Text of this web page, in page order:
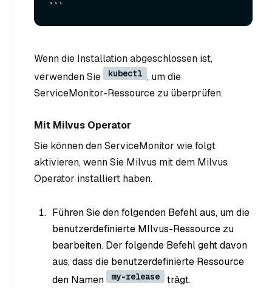
Wenn die Installation abgeschlossen ist,
verwenden Sie
kubectl , um die
ServiceMonitor-Ressource zu überprüfen.
Mit Milvus Operator
Sie können den ServiceMonitor wie folgt
aktivieren, wenn Sie Milvus mit dem Milvus
Operator installiert haben.
Führen Sie den folgenden Befehl aus, um die
benutzerdefinierte MIlvus-Ressource zu
bearbeiten. Der folgende Befehl geht davon
aus, dass die benutzerdefinierte Ressource
den Namen
my-release trägt.